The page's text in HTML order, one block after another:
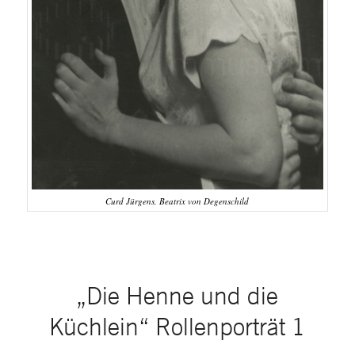
Curd Jürgens, Beatrix von Degenschild
„Die Henne und die
Küchlein“ Rollenporträt 1